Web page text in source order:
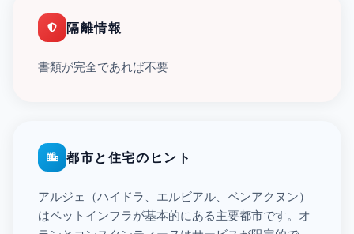
隔離情報
書類が完全であれば不要
都市と住宅のヒント
アルジェ（ハイドラ、エルビアル、ベンアクヌン）
はペットインフラが基本的にある主要都市です。オ